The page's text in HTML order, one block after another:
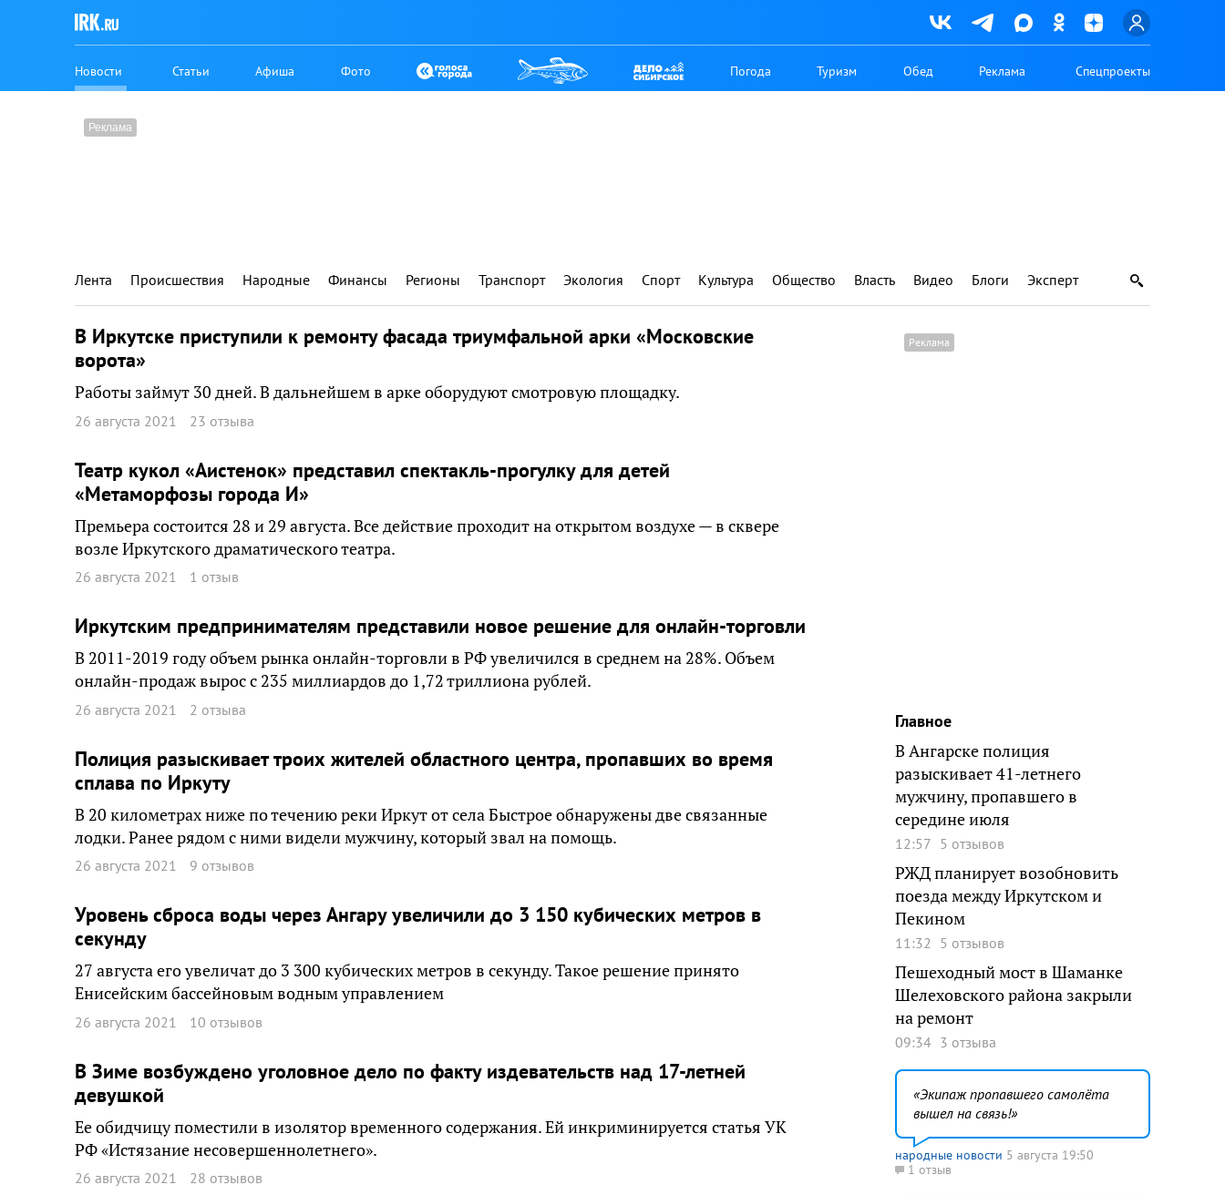
Новости Статьи Афиша Фото Погода Туризм Обед Реклама Спецпроекты
Лента Происшествия Народные Финансы Регионы Транспорт Экология Спорт Культура Общество Власть Видео Блоги Эксперт
В Иркутске приступили к ремонту фасада триумфальной арки «Московские
ворота»
Работы займут 30 дней. В дальнейшем в арке оборудуют смотровую площадку.
26 августа 2021 23 отзыва
Театр кукол «Аистенок» представил спектакль-прогулку для детей
«Метаморфозы города И»
Премьера состоится 28 и 29 августа. Все действие проходит на открытом воздухе — в сквере
возле Иркутского драматического театра.
26 августа 2021 1 отзыв
Иркутским предпринимателям представили новое решение для онлайн-торговли
В 2011-2019 году объем рынка онлайн-торговли в РФ увеличился в среднем на 28%. Объем
онлайн-продаж вырос с 235 миллиардов до 1,72 триллиона рублей.
26 августа 2021 2 отзыва
Полиция разыскивает троих жителей областного центра, пропавших во время
сплава по Иркуту
В 20 километрах ниже по течению реки Иркут от села Быстрое обнаружены две связанные
лодки. Ранее рядом с ними видели мужчину, который звал на помощь.
26 августа 2021 9 отзывов
Уровень сброса воды через Ангару увеличили до 3 150 кубических метров в
секунду
27 августа его увеличат до 3 300 кубических метров в секунду. Такое решение принято
Енисейским бассейновым водным управлением
26 августа 2021 10 отзывов
В Зиме возбуждено уголовное дело по факту издевательств над 17-летней
девушкой
Ее обидчицу поместили в изолятор временного содержания. Ей инкриминируется статья УК
РФ «Истязание несовершеннолетнего».
26 августа 2021 28 отзывов
Главное
В Ангарске полиция
разыскивает 41-летнего
мужчину, пропавшего в
середине июля
12:57 5 отзывов
РЖД планирует возобновить
поезда между Иркутском и
Пекином
11:32 5 отзывов
Пешеходный мост в Шаманке
Шелеховского района закрыли
на ремонт
09:34 3 отзыва
Экипаж пропавшего самолёта
вышел на связь!
народные новости 5 августа 19:50
1 отзыв